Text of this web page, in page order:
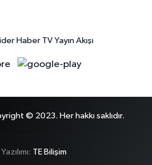
Haber TV Yayın Akışı
© 2023. Her hakkı saklıdır.
TE Bilişim